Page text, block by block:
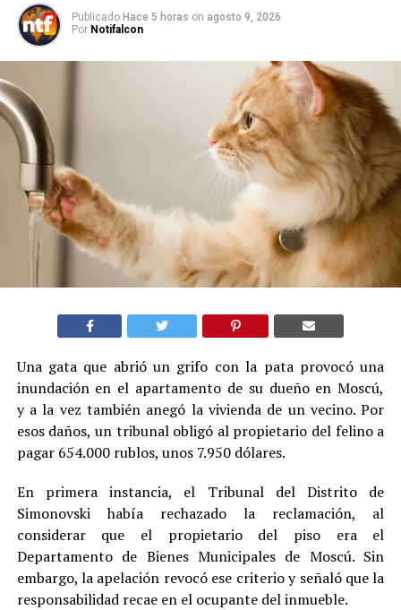
Publicado Hace 5 horas on agosto 9, 2026
Por Notifalcon
Una gata que abrió un grifo con la pata provocó una
inundación en el apartamento de su dueño en Moscú,
y a la vez también anegó la vivienda de un vecino. Por
esos daños, un tribunal obligó al propietario del felino a
pagar 654.000 rublos, unos 7.950 dólares.
En primera instancia, el Tribunal del Distrito de
Simonovski había rechazado la reclamación, al
considerar que el propietario del piso era el
Departamento de Bienes Municipales de Moscú. Sin
embargo, la apelación revocó ese criterio y señaló que la
responsabilidad recae en el ocupante del inmueble.